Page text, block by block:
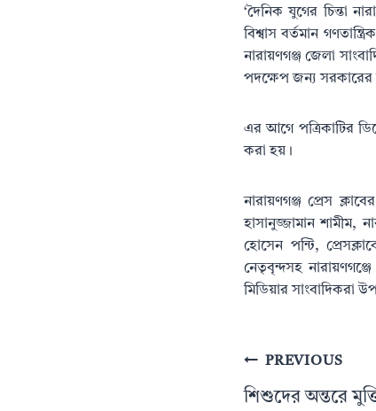
‘দৈনিক যুগের চিন্তা
বিশ্বাস বর্তমান
নারায়ণগঞ্জ জেলা
পদক্ষেপ জন্য সরকারের
এর আগে পত্রিকাটির
করা হয়।
নারায়ণগঞ্জ প্রেস
হাসানুজ্জামান শামীম,
হোসেন পন্টি,
নেতৃবৃন্দসহ
মিডিয়ার সাংবাদিকরা
PostPREVIOUS
শিশুদের অন্তরে